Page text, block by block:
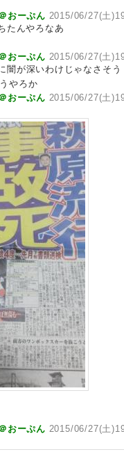
おーぷん 2015/06/27(土
たんやろなあ
おーぷん 2015/06/27(土
闇が深いわけじゃなさそう
やろか
おーぷん 2015/06/27(土
おーぷん 2015/06/27(土